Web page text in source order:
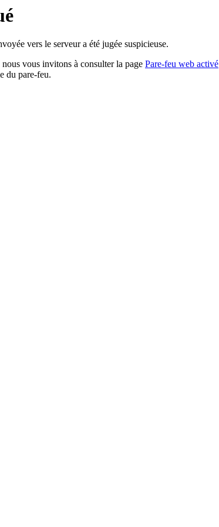
vers le serveur a été jugée suspicieuse.
vous invitons à consulter la page Pare-feu web activé
du pare-feu.